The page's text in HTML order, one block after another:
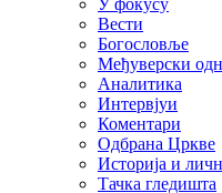
Вести
Богословље
Међуверски
Аналитика
Интервјуи
Коментари
Одбрана Цркве
Историја и
Тачка гледишта